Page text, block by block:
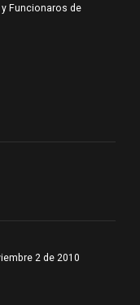
y Funcionaros de
2 de 2010